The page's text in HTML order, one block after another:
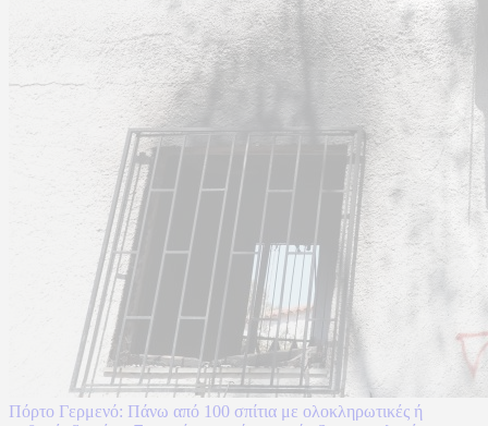
Πόρτο Γερμενό: Πάνω από 100 σπίτια με ολοκληρωτικές ή